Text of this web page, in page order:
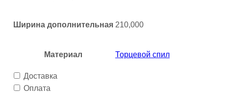
Ширина дополнительная 210,000
Материал Торцевой спил
Доставка
Оплата